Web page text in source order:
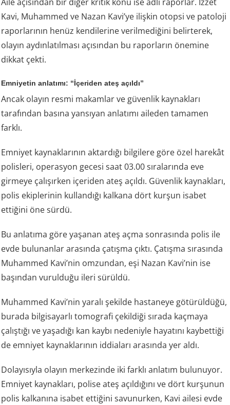
Kavi, Muhammed ve Nazan Kavi’ye ilişkin otopsi ve patoloji
raporlarının henüz kendilerine verilmediğini belirterek,
olayın aydınlatılması açısından bu raporların önemine
dikkat çekti.
Emniyetin anlatımı: “İçeriden ateş açıldı”
Ancak olayın resmi makamlar ve güvenlik kaynakları
tarafından basına yansıyan anlatımı aileden tamamen
farklı.
Emniyet kaynaklarının aktardığı bilgilere göre özel harekât
polisleri, operasyon gecesi saat 03.00 sıralarında eve
girmeye çalışırken içeriden ateş açıldı. Güvenlik kaynakları,
polis ekiplerinin kullandığı kalkana dört kurşun isabet
ettiğini öne sürdü.
Bu anlatıma göre yaşanan ateş açma sonrasında polis ile
evde bulunanlar arasında çatışma çıktı. Çatışma sırasında
Muhammed Kavi’nin omzundan, eşi Nazan Kavi’nin ise
başından vurulduğu ileri sürüldü.
Muhammed Kavi’nin yaralı şekilde hastaneye götürüldüğü,
burada bilgisayarlı tomografi çekildiği sırada kaçmaya
çalıştığı ve yaşadığı kan kaybı nedeniyle hayatını kaybettiği
de emniyet kaynaklarının iddiaları arasında yer aldı.
Dolayısıyla olayın merkezinde iki farklı anlatım bulunuyor.
Emniyet kaynakları, polise ateş açıldığını ve dört kurşunun
polis kalkanına isabet ettiğini savunurken, Kavi ailesi evde